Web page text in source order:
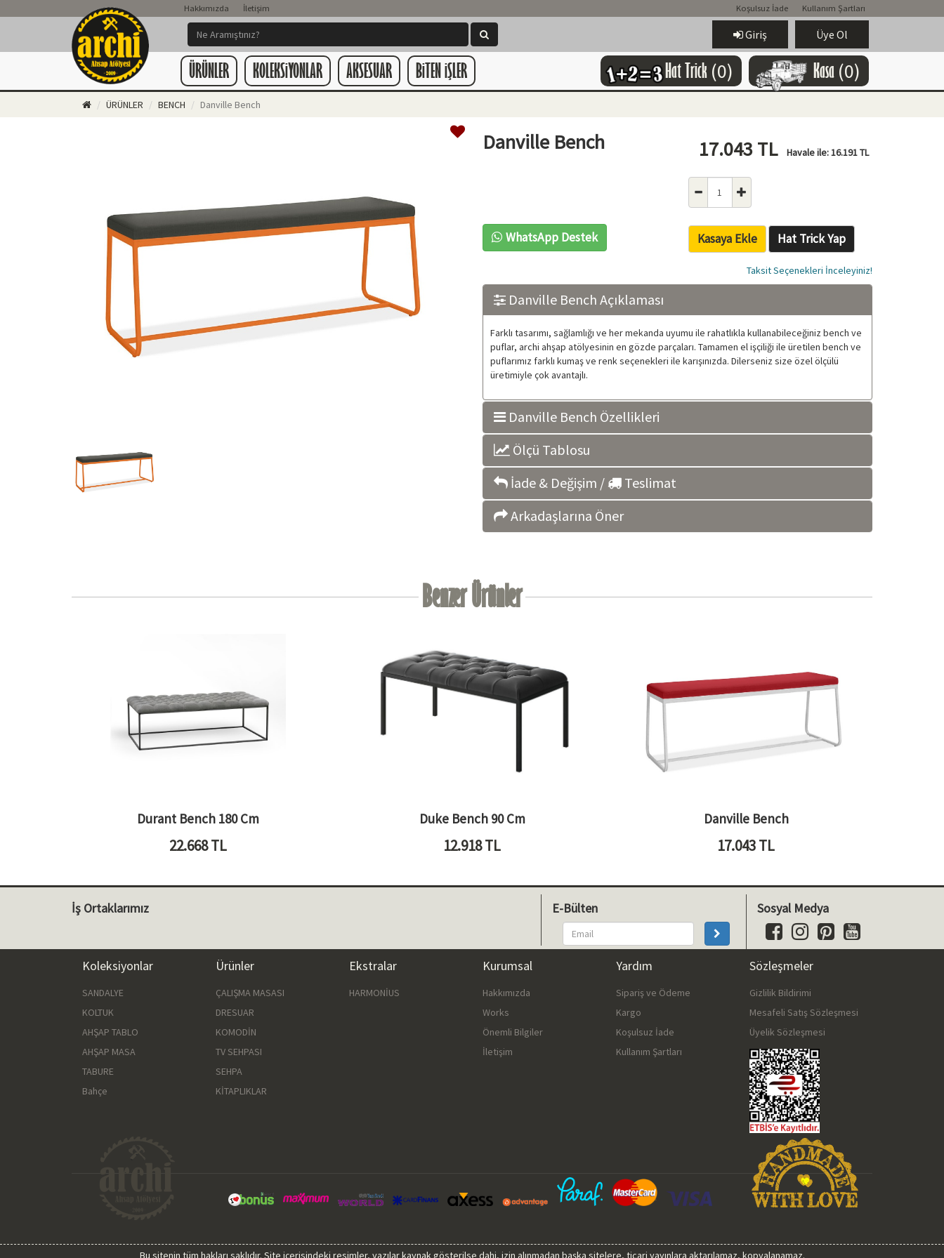
Hakkımızda İletişim Koşulsuz İade Kullanım Şartları
Giriş Üye Ol
ÜRÜNLER KOLEKSiYONLAR AKSESUAR BiTEN iŞLER Hat Trick (0) Kasa (0)
ÜRÜNLER BENCH Danville Bench
Danville Bench 17.043 TL Havale ile:16.191TL
WhatsApp Destek Kasaya Ekle Hat Trick Yap
Taksit Seçenekleri İnceleyiniz!
Danville Bench Açıklaması
Farklı tasarımı, sağlamlığı ve her mekanda uyumu ile rahatlıkla kullanabileceğiniz bench ve
puflar, archi ahşap atölyesinin en gözde parçaları. Tamamen el işçiliği ile üretilen bench ve
puflarımız farklı kumaş ve renk seçenekleri ile karışınızda. Dilerseniz size özel ölçülü
üretimiyle çok avantajlı.
Danville Bench Özellikleri
Ölçü Tablosu
İade & Değişim /
Teslimat
Arkadaşlarına Öner
Benzer Ürünler
Durant Bench 180 Cm
22.668TL
Duke Bench 90 Cm
12.918TL
Danville Bench
17.043TL
İş Ortaklarımız E-Bülten Sosyal Medya
Koleksiyonlar
SANDALYE
KOLTUK
AHŞAP TABLO
AHŞAP MASA
TABURE
Bahçe
Ürünler
ÇALIŞMA MASASI
DRESUAR
KOMODİN
TV SEHPASI
SEHPA
KİTAPLIKLAR
Ekstralar
HARMONİUS
Kurumsal
Hakkımızda
Works
Önemli Bilgiler
İletişim
Yardım
Sipariş ve Ödeme
Kargo
Koşulsuz İade
Kullanım Şartları
Sözleşmeler
Gizlilik Bildirimi
Mesafeli Satış Sözleşmesi
Üyelik Sözleşmesi
Bu sitenin tüm hakları saklıdır. Site içerisindeki resimler, yazılar kaynak gösterilse dahi, izin alınmadan başka sitelere, ticari yayınlara aktarılamaz, kopyalanamaz.